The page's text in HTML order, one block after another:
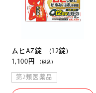
ムヒAZ錠 (12錠)
1,100円
（税込）
第2類医薬品